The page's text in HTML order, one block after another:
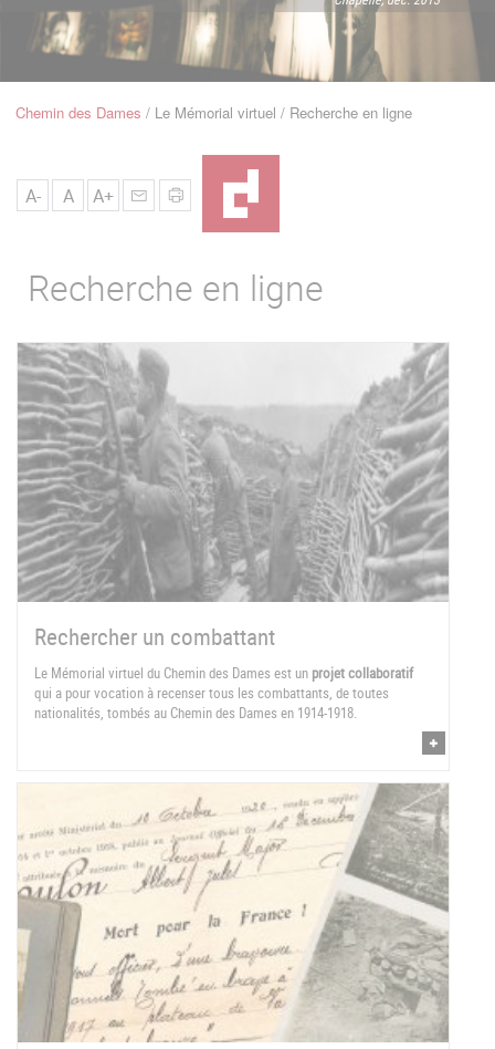
Navigation
Fil
Chemin des Dames Le Mémorial virtuel Recherche en ligne
A- A A+
Recherche en ligne
Rechercher un combattant
Le Mémorial virtuel du Chemin des Dames est un projet collaboratif
qui a pour vocation à recenser tous les combattants, de toutes
nationalités, tombés au Chemin des Dames en 1914-1918.